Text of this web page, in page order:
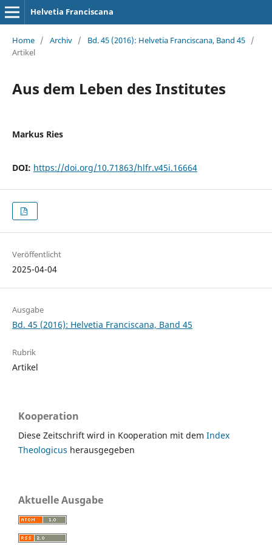
Helvetia Franciscana
Home / Archiv / Bd. 45 (2016): Helvetia Franciscana, Band 45 /
Artikel
Aus dem Leben des Institutes
Markus Ries
DOI: https://doi.org/10.71863/hlfr.v45i.16664
Veröffentlicht
2025-04-04
Ausgabe
Bd. 45 (2016): Helvetia Franciscana, Band 45
Rubrik
Artikel
Kooperation
Diese Zeitschrift wird in Kooperation mit dem Index
Theologicus herausgegeben
Aktuelle Ausgabe